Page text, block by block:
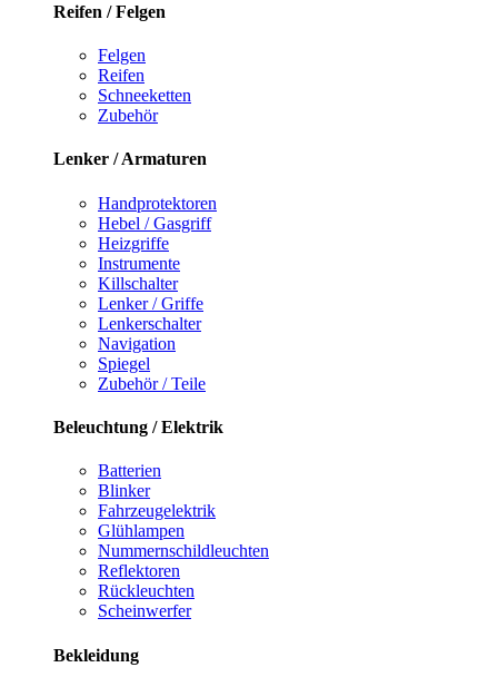
Reifen / Felgen
Felgen
Reifen
Schneeketten
Zubehör
Lenker / Armaturen
Handprotektoren
Hebel / Gasgriff
Heizgriffe
Instrumente
Killschalter
Lenker / Griffe
Lenkerschalter
Navigation
Spiegel
Zubehör / Teile
Beleuchtung / Elektrik
Batterien
Blinker
Fahrzeugelektrik
Glühlampen
Nummernschildleuchten
Reflektoren
Rückleuchten
Scheinwerfer
Bekleidung